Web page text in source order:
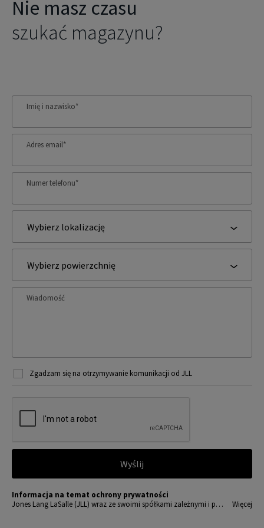
Nie masz czasu
szukać magazynu?
Imię i nazwisko*
Adres email*
Numer telefonu*
Wybierz lokalizację
Wybierz powierzchnię
Wiadomość
Zgadzam się na otrzymywanie komunikacji od JLL
Wyślij
Informacja na temat ochrony prywatności
Jones Lang LaSalle (JLL) wraz ze swoimi spółkami zależnymi i pow
Więcej